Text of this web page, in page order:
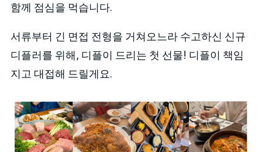
함께 점심을 먹습니다.
서류부터 긴 면접 전형을 거쳐오느라 수고하신 신규
디플러를 위해, 디플이 드리는 첫 선물! 디플이 책임
지고 대접해 드릴게요.